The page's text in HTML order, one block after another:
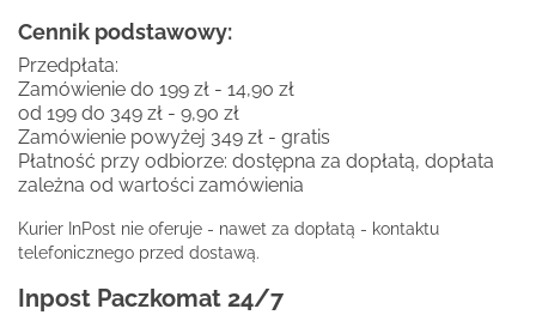
Cennik podstawowy:
Przedpłata:
Zamówienie do 199 zł - 14,90 zł
od 199 do 349 zł - 9,90 zł
Zamówienie powyżej 349 zł - gratis
Płatność przy odbiorze: dostępna za dopłatą, dopłata
zależna od wartości zamówienia
Kurier InPost nie oferuje - nawet za dopłatą - kontaktu
telefonicznego przed dostawą.
Inpost Paczkomat 24/7